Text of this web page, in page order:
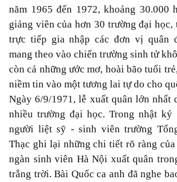
năm 1965 đến 1972, khoảng 30.000
giảng viên của hơn 30 trường đại học,
trực tiếp gia nhập các đơn vị quân
mang theo vào chiến trường sinh tử
còn cả những ước mơ, hoài bão tuổi
niềm tin vào một tương lai tự do cho
Ngày 6/9/1971, lễ xuất quân lớn nhất
nhiều trường đại học. Trong nhật
người liệt sỹ - sinh viên trường
Thạc ghi lại những chi tiết rõ ràng
ngàn sinh viên Hà Nội xuất quân
trắng trời. Bài Quốc ca anh đã nghe